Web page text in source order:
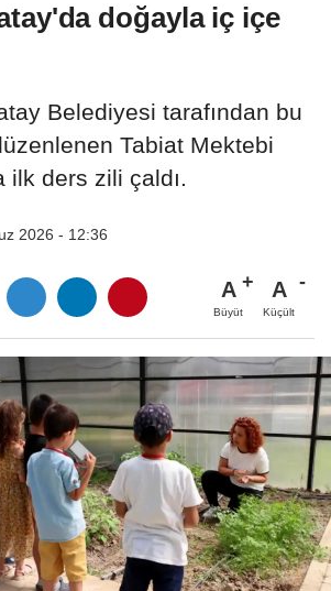
doğayla iç içe
Belediyesi tarafından bu
Tabiat Mektebi
ilk ders zili çaldı.
2026 - 12:36
A
Büyüt
A
Küçült